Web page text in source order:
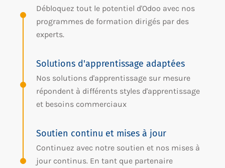
Débloquez tout le potentiel d'Odoo avec nos
programmes de formation dirigés par des
experts.
Solutions d'apprentissage adaptées
Nos solutions d'apprentissage sur mesure
répondent à différents styles d'apprentissage
et besoins commerciaux
Soutien continu et mises à jour
Continuez avec notre soutien et nos mises à
jour continus. En tant que partenaire